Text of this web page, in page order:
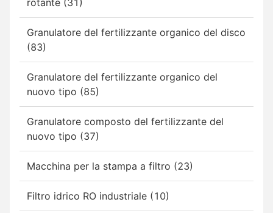
Granulatore del fertilizzante organico del disco
(83)
Granulatore del fertilizzante organico del
nuovo tipo (85)
Granulatore composto del fertilizzante del
nuovo tipo (37)
Macchina per la stampa a filtro (23)
Filtro idrico RO industriale (10)